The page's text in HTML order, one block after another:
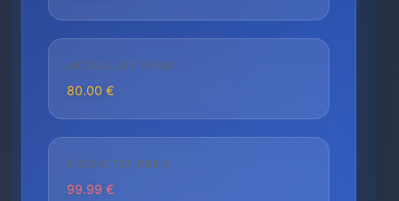
AKTUELLER PREIS
80.00 €
HÖCHSTER PREIS
99.99 €